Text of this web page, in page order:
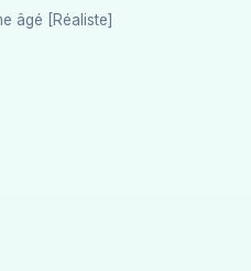
âgé [Réaliste]